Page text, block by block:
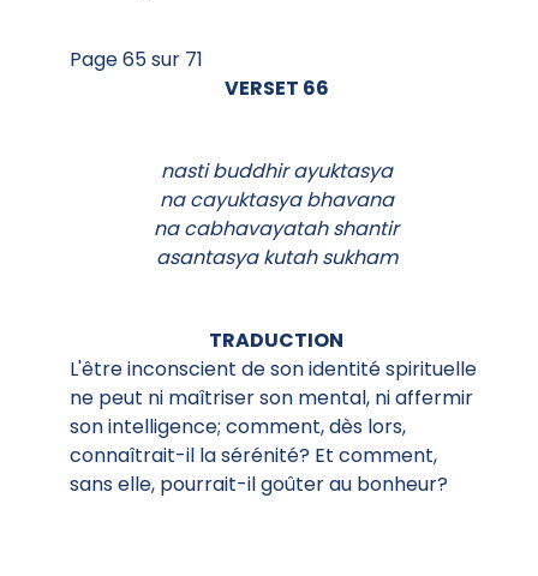
Page 65 sur 71
VERSET 66
nasti buddhir ayuktasya
na cayuktasya bhavana
na cabhavayatah shantir
asantasya kutah sukham
TRADUCTION
L'être inconscient de son identité spirituelle
ne peut ni maîtriser son mental, ni affermir
son intelligence; comment, dès lors,
connaîtrait-il la sérénité? Et comment,
sans elle, pourrait-il goûter au bonheur?